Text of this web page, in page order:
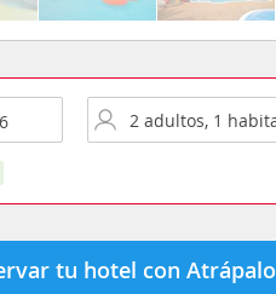
tu hotel con Atrápalo